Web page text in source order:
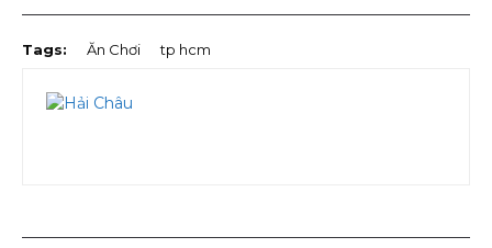
Tags: Ăn Chơi tp hcm